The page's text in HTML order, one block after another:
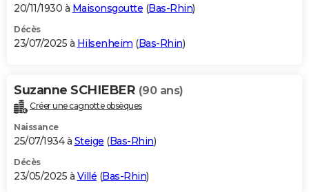
20/11/1930 à Maisonsgoutte (Bas-Rhin)
Décès
23/07/2025 à Hilsenheim (Bas-Rhin)
Suzanne SCHIEBER (90 ans)
Créer une cagnotte obsèques
Naissance
25/07/1934 à Steige (Bas-Rhin)
Décès
23/05/2025 à Villé (Bas-Rhin)